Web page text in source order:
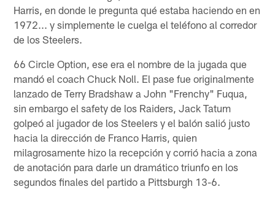
Harris, en donde le pregunta qué estaba haciendo en en
1972... y simplemente le cuelga el teléfono al corredor
de los Steelers.
66 Circle Option, ese era el nombre de la jugada que
mandó el coach Chuck Noll. El pase fue originalmente
lanzado de Terry Bradshaw a John "Frenchy" Fuqua,
sin embargo el safety de los Raiders, Jack Tatum
golpeó al jugador de los Steelers y el balón salió justo
hacia la dirección de Franco Harris, quien
milagrosamente hizo la recepción y corrió hacia a zona
de anotación para darle un dramático triunfo en los
segundos finales del partido a Pittsburgh 13-6.